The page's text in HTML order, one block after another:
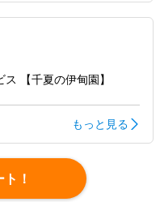
【千夏の伊甸園】
もっと見る
！